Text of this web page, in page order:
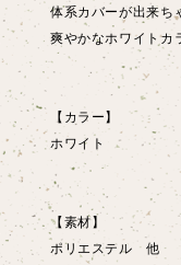
体系カバーが出来ち
爽やかなホワイトカ
【カラー】
ホワイト
【素材】
ポリエステル 他